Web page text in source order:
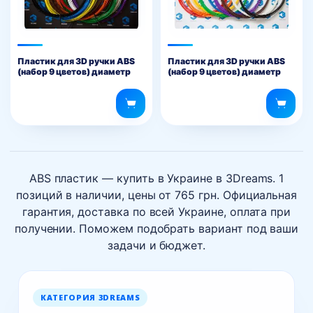
Пластик для 3D ручки ABS
(набор 9 цветов) диаметр
Пластик для 3D ручки ABS
(набор 9 цветов) диаметр
ABS пластик — купить в Украине в 3Dreams. 1
позиций в наличии, цены от 765 грн. Официальная
гарантия, доставка по всей Украине, оплата при
получении. Поможем подобрать вариант под ваши
задачи и бюджет.
КАТЕГОРИЯ 3DREAMS